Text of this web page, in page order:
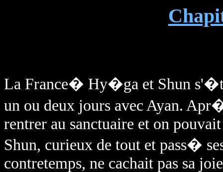
La France� Hy�ga et Shun
un ou deux jours avec Ayan.
rentrer au sanctuaire et on
Shun, curieux de tout et pass�
contretemps, ne cachait pas sa